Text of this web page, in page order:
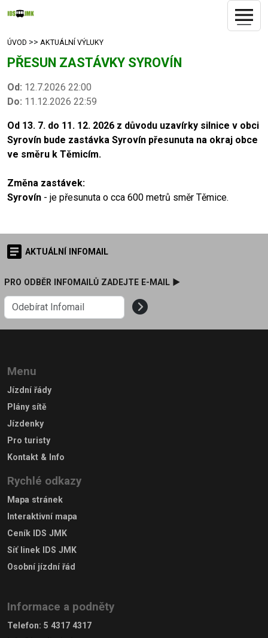
ÚVOD >> AKTUÁLNÍ VÝLUKY
PŘESUN ZASTÁVKY SYROVÍN
Od: 12.7.2026 22:00
Do: 11.12.2026 22:59
Od 13. 7. do 11. 12. 2026 z důvodu uzavírky silnice v obci
Syrovín bude zastávka Syrovín přesunuta na okraj obce
ve směru k Těmicím.
Změna zastávek:
Syrovín - je přesunuta o cca 600 metrů směr Těmice.
AKTUÁLNÍ INFOMAIL
PRO ODBĚR INFOMAILŮ ZADEJTE E-MAIL ►
Menu
Jízdní řády
Plány sítě
Jízdenky
Pro turisty
Kontakt & Info
Rychlé odkazy
Mapa stránek
Interaktivní mapa
Ceník IDS JMK
Síť linek IDS JMK
Osobní jízdní řád
Informace a podněty
Telefon: 5 4317 4317